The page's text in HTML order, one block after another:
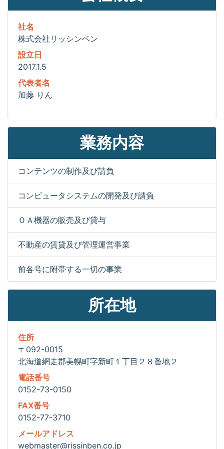
社名
株式会社リッシンベン
設立日
2017.1.5
代表者名
加藤 りん
業務内容
コンテンツの制作及び請負
コンピュータシステムの開発及び請負
ＯＡ機器の販売及び貸与
不動産の賃貸及び管理運営事業
前各号に附帯する一切の事業
所在地
住所
〒092-0015
北海道網走郡美幌町字新町１丁目２８番地２
電話番号
0152-73-0150
FAX番号
0152-77-3710
メールアドレス
webmaster@rissinben.co.jp